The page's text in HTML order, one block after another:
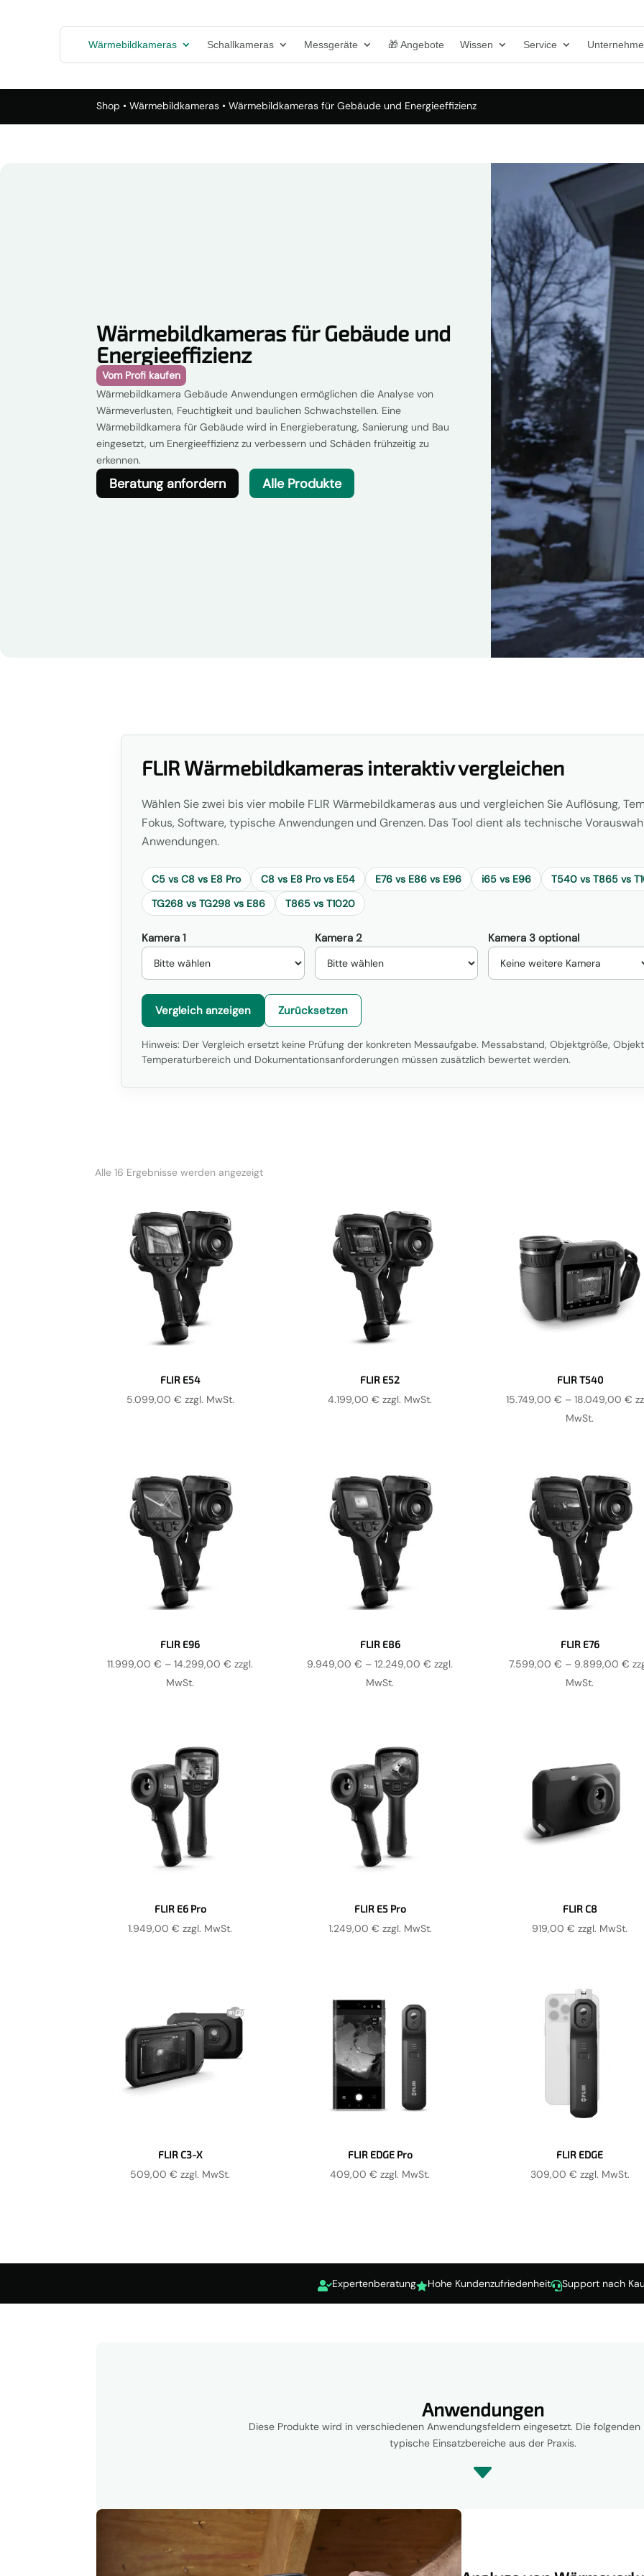
Wärmebildkameras Schallkameras Messgeräte 🎁 Angebote Wissen Service
Shop •Wärmebildkameras • Wärmebildkameras für Gebäude und Energieeffizienz
Wärmebildkameras für Gebäude und
Energieeffizienz
Vom Profi kaufen
Wärmebildkamera Gebäude Anwendungen ermöglichen die Analyse von
Wärmeverlusten, Feuchtigkeit und baulichen Schwachstellen. Eine
Wärmebildkamera für Gebäude wird in Energieberatung, Sanierung und Bau
eingesetzt, um Energieeffizienz zu verbessern und Schäden frühzeitig zu
erkennen.
Beratung anfordern Alle Produkte
FLIR Wärmebildkameras interaktiv vergleichen
Wählen Sie zwei bis vier mobile FLIR Wärmebildkameras aus und vergleichen Sie Auflösung,
Fokus, Software, typische Anwendungen und Grenzen. Das Tool dient als technische
Anwendungen.
C5 vs C8 vs E8 Pro C8 vs E8 Pro vs E54 E76 vs E86 vs E96 i65 vs E96 T540 vs T865 vs
TG268 vs TG298 vs E86
T865 vs T1020
Kamera 1 Kamera 2 Kamera 3 optional
Vergleich anzeigen Zurücksetzen
Hinweis: Der Vergleich ersetzt keine Prüfung der konkreten Messaufgabe. Messabstand, Objektgröße,
Temperaturbereich und Dokumentationsanforderungen müssen zusätzlich bewertet werden.
Alle 16 Ergebnisse werden angezeigtNach
FLIR E54
5.099,00 € zzgl. MwSt.
FLIR E52
4.199,00€ zzgl. MwSt.
FLIR T540
15.749,00 € – 18.049,00 €
MwSt.
FLIR E96
11.999,00€ –14.299,00€ Preisspanne:
zzgl.
MwSt.
FLIR E86
9.949,00€ –12.249,00€ Preisspanne:
zzgl.
MwSt.
FLIR E76
7.599,00 € – 9.899,00 €
MwSt.
FLIR E6 Pro
1.949,00€ zzgl. MwSt.
FLIR E5 Pro
1.249,00 € zzgl. MwSt.
FLIR C8
919,00€ zzgl. MwSt.
FLIR C3-X
509,00€ zzgl. MwSt.
FLIR EDGE Pro
409,00€ zzgl. MwSt.
FLIR EDGE
309,00 € zzgl. MwSt.
ExpertenberatungHohe KundenzufriedenheitSupport nach
Anwendungen
Diese Produkte wird in verschiedenen Anwendungsfeldern eingesetzt. Die folgenden
typische Einsatzbereiche aus der Praxis.
C